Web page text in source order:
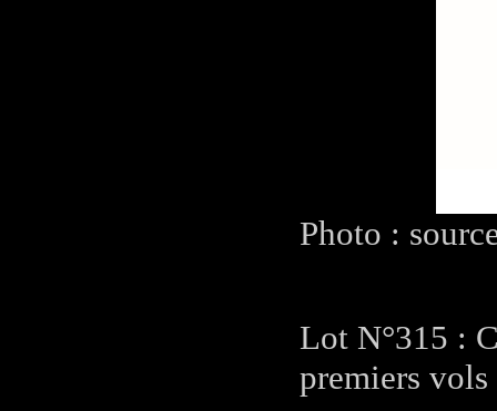
Photo :
Lot N°315 :
premiers